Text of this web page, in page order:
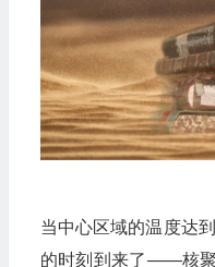
当中心区域的温度达
的时刻到来了——核